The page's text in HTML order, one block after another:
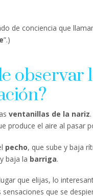
de conciencia que
”.)
observar
ventanillas de la nariz
produce el aire al pasar
pecho, que sube y baja
baja la barriga.
que elijas, lo
sensaciones que se